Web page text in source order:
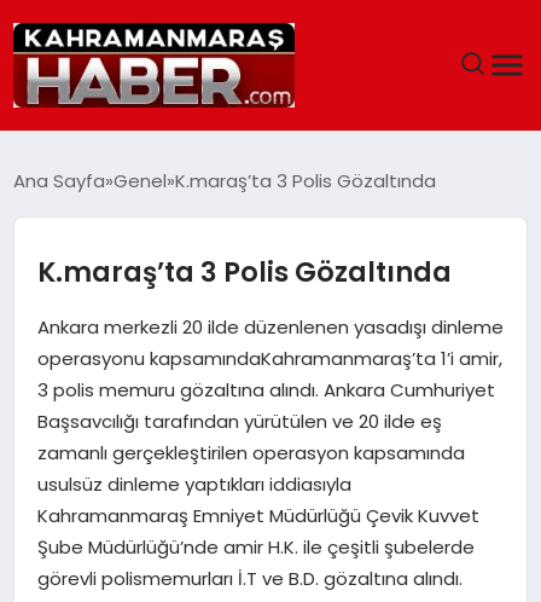
SIYASET
EĞITIM
SAĞLIK
GENEL
SPOR
Ana Sayfa Genel K.maraş’ta 3 Polis Gözaltında
K.maraş’ta 3 Polis Gözaltında
Ankara merkezli 20 ilde düzenlenen yasadışı dinleme
operasyonu kapsamındaKahramanmaraş’ta 1’i amir,
3 polis memuru gözaltına alındı. Ankara Cumhuriyet
Başsavcılığı tarafından yürütülen ve 20 ilde eş
zamanlı gerçekleştirilen operasyon kapsamında
usulsüz dinleme yaptıkları iddiasıyla
Kahramanmaraş Emniyet Müdürlüğü Çevik Kuvvet
Şube Müdürlüğü’nde amir H.K. ile çeşitli şubelerde
görevli polismemurları İ.T ve B.D. gözaltına alındı.